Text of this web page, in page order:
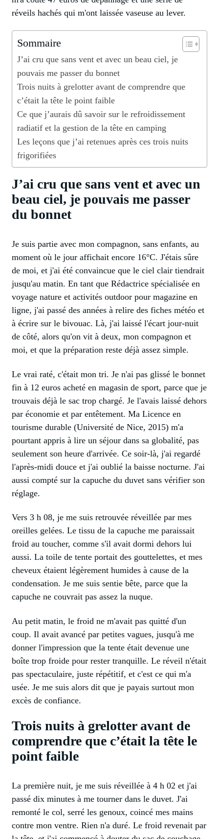
réveils hachés qui m'ont laissée vaseuse au lever.
Sommaire
J’ai cru que sans vent et avec un beau ciel, je
pouvais me passer du bonnet
Trois nuits à grelotter avant de comprendre que
c’était la tête le point faible
Ce que j’aurais dû savoir sur le refroidissement
radiatif et la gestion de la tête en camping
Les leçons que j’ai retenues après ces trois nuits
frigorifiées
J’ai cru que sans vent et avec un
beau ciel, je pouvais me passer
du bonnet
Je suis partie avec mon compagnon, sans enfants, au
moment où le jour affichait encore 16°C. J'étais sûre
de moi, et j'ai été convaincue que le ciel clair tiendrait
jusqu'au matin. En tant que Rédactrice spécialisée en
voyage nature et activités outdoor pour magazine en
ligne, j'ai passé des années à relire des fiches météo et
à écrire sur le bivouac. Là, j'ai laissé l'écart jour-nuit
de côté, alors qu'on vit à deux, mon compagnon et
moi, et que la préparation reste déjà assez simple.
Le vrai raté, c'était mon tri. Je n'ai pas glissé le bonnet
fin à 12 euros acheté en magasin de sport, parce que je
trouvais déjà le sac trop chargé. Je l'avais laissé dehors
par économie et par entêtement. Ma Licence en
tourisme durable (Université de Nice, 2015) m'a
pourtant appris à lire un séjour dans sa globalité, pas
seulement son heure d'arrivée. Ce soir-là, j'ai regardé
l'après-midi douce et j'ai oublié la baisse nocturne. J'ai
aussi compté sur la capuche du duvet sans vérifier son
réglage.
Vers 3 h 08, je me suis retrouvée réveillée par mes
oreilles gelées. Le tissu de la capuche me paraissait
froid au toucher, comme s'il avait dormi dehors lui
aussi. La toile de tente portait des gouttelettes, et mes
cheveux étaient légèrement humides à cause de la
condensation. Je me suis sentie bête, parce que la
capuche ne couvrait pas assez la nuque.
Au petit matin, le froid ne m'avait pas quitté d'un
coup. Il avait avancé par petites vagues, jusqu'à me
donner l'impression que la tente était devenue une
boîte trop froide pour rester tranquille. Le réveil n'était
pas spectaculaire, juste répétitif, et c'est ce qui m'a
usée. Je me suis alors dit que je payais surtout mon
excès de confiance.
Trois nuits à grelotter avant de
comprendre que c’était la tête le
point faible
La première nuit, je me suis réveillée à 4 h 02 et j'ai
passé dix minutes à me tourner dans le duvet. J'ai
remonté le col, serré les genoux, coincé mes mains
contre mon ventre. Rien n'a duré. Le froid revenait par